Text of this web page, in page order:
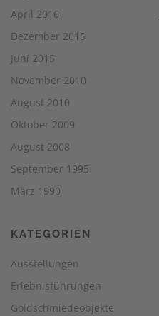
April 2016
Dezember 2015
Juni 2015
November 2010
August 2010
Oktober 2009
August 2008
September 1995
März 1990
KATEGORIEN
Ausstellungen
Erlebnisführungen
Goldschmiedeobjekte